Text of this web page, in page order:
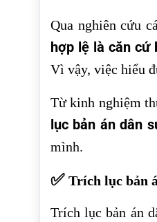
Qua nghiên cứu
hợp lệ là căn cứ
Vì vậy, việc hiểu
Từ kinh nghiệm
lục bản án dân
mình.
✅ Trích lục bản
Trích lục bản án